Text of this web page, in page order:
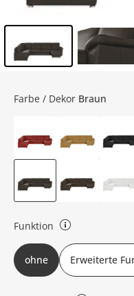
Farbe / Dekor Braun
Funktion
ohne Funktion: keine
Stauraum, Relaxrücken,
ohne Erweiterte